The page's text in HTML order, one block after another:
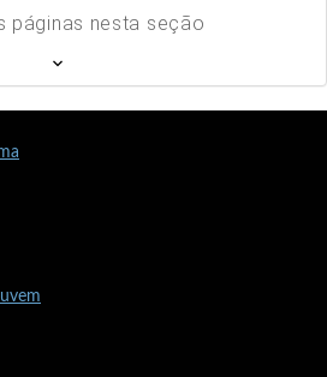
páginas nesta seção